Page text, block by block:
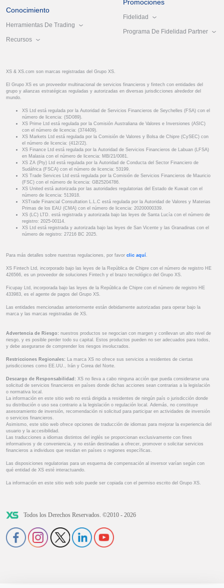
Conocimiento
Herramientas De Trading
Recursos
Promociones
Fidelidad
Programa De Fidelidad Partner
XS & XS.com son marcas registradas del Grupo XS.
El Grupo XS es un proveedor multinacional de servicios financieros y fintech con entidades del
grupo y alianzas estratégicas reguladas y autorizadas en diversas jurisdicciones alrededor del
mundo.
XS Ltd está regulada por la Autoridad de Servicios Financieros de Seychelles (FSA) con el
número de licencia: (SD089).
XS Prime Ltd está regulada por la Comisión Australiana de Valores e Inversiones (ASIC)
con el número de licencia: (374409).
XS Markets Ltd está regulada por la Comisión de Valores y Bolsa de Chipre (CySEC) con
el número de licencia: (412/22).
XS Finance Ltd está regulada por la Autoridad de Servicios Financieros de Labuan (LFSA)
en Malasia con el número de licencia: MB/21/0081.
XS ZA (Pty) Ltd está regulada por la Autoridad de Conducta del Sector Financiero de
Sudáfrica (FSCA) con el número de licencia: 53199.
XS Trade Services Ltd está regulada por la Comisión de Servicios Financieros de Mauricio
(FSC) con el número de licencia: GB25204786.
XS United está autorizada por las autoridades regulatorias del Estado de Kuwait con el
número de licencia: 513918.
XSTrade Financial Consultation L.L.C está regulada por la Autoridad de Valores y Materias
Primas de los EAU (CMA) con el número de licencia: 20200000339.
XS (LC) LTD. está registrada y autorizada bajo las leyes de Santa Lucía con el número de
registro: 2025-00114.
XS Ltd está registrada y autorizada bajo las leyes de San Vicente y las Granadinas con el
número de registro: 27216 BC 2025.
Para más detalles sobre nuestras regulaciones, por favor clic aquí .
XS Fintech Ltd, incorporado bajo las leyes de la República de Chipre con el número de registro HE
426566, es un proveedor de soluciones Fintech y el brazo tecnológico del Grupo XS.
Ficupay Ltd, incorporada bajo las leyes de la República de Chipre con el número de registro HE
433983, es el agente de pagos del Grupo XS.
Las entidades mencionadas anteriormente están debidamente autorizadas para operar bajo la
marca y las marcas registradas de XS.
Advertencia de Riesgo: nuestros productos se negocian con margen y conllevan un alto nivel de
riesgo, y es posible perder todo su capital. Estos productos pueden no ser adecuados para todos,
y debe asegurarse de comprender los riesgos involucrados.
Restricciones Regionales: La marca XS no ofrece sus servicios a residentes de ciertas
jurisdicciones como EE.UU., Irán y Corea del Norte.
Descargo de Responsabilidad: XS no lleva a cabo ninguna acción que pueda considerarse una
solicitud de servicios financieros en países donde dichas acciones sean contrarias a la legislación
o normativa local.
La información en este sitio web no está dirigida a residentes de ningún país o jurisdicción donde
su distribución o uso sea contrario a la legislación o regulación local. Además, no constituye
asesoramiento de inversión, recomendación ni solicitud para participar en actividades de inversión
o servicios financieros.
Asimismo, este sitio web ofrece opciones de traducción de idiomas para mejorar la experiencia del
usuario y la accesibilidad.
Las traducciones a idiomas distintos del inglés se proporcionan exclusivamente con fines
informativos y de conveniencia, y no están destinadas a ofrecer, promover o solicitar servicios
financieros a individuos que residan en países o regiones específicas.
Las disposiciones regulatorias para un esquema de compensación al inversor varían según con
qué entidad de XS esté interactuando.
La información en este sitio web solo puede ser copiada con el permiso escrito del Grupo XS.
Todos los Derechos Reservados. ©2010 - 2026